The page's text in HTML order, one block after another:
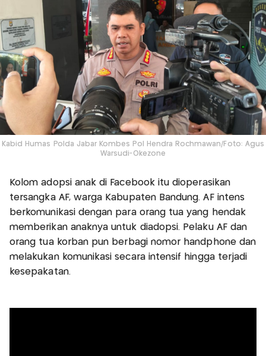
Kabid Humas Polda Jabar Kombes Pol Hendra Rochmawan/Foto: Agus
Warsudi-Okezone
Kolom adopsi anak di Facebook itu dioperasikan
tersangka AF, warga Kabupaten Bandung. AF intens
berkomunikasi dengan para orang tua yang hendak
memberikan anaknya untuk diadopsi. Pelaku AF dan
orang tua korban pun berbagi nomor handphone dan
melakukan komunikasi secara intensif hingga terjadi
kesepakatan.